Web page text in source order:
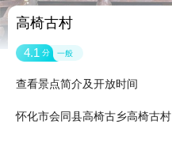
高椅古村
4.1 分 一般
查看景点简介及开放时间
怀化市会同县高椅古乡高椅古村